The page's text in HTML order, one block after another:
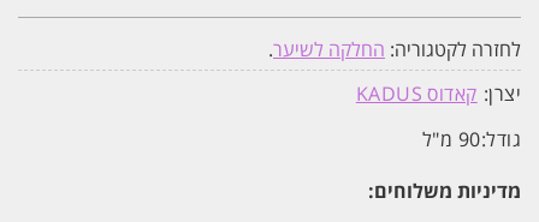
לחזרה לקטגוריה: החלקה לשיער.
יצרן: קאדוס KADUS
גודל:90 מ"ל
מדיניות משלוחים: